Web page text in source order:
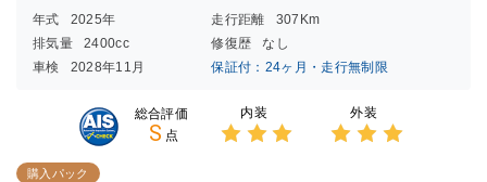
年式 2025年 走行距離
307Km
排気量
2400cc 修復歴
なし
車検
2028年11月 保証付：24ヶ月・走行無制限
総合評価
S 点
内装 外装
購入パック